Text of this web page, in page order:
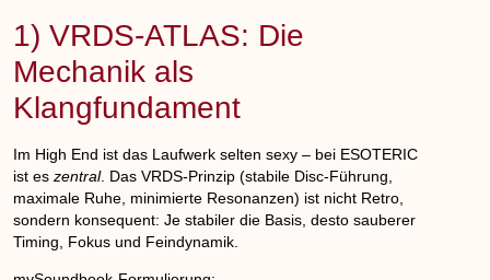
1) VRDS-ATLAS: Die
Mechanik als
Klangfundament
Im High End ist das Laufwerk selten sexy – bei ESOTERIC
ist eszentral. Das VRDS-Prinzip (stabile Disc-Führung,
maximale Ruhe, minimierte Resonanzen) ist nicht Retro,
sondern konsequent: Je stabiler die Basis, desto sauberer
Timing, Fokus und Feindynamik.